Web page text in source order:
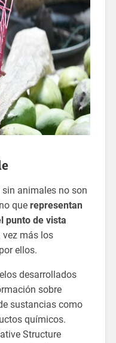
animales no son
que representan
punto de vista
vez más los
ellos.
desarrollados
sobre
sustancias como
químicos.
Structure